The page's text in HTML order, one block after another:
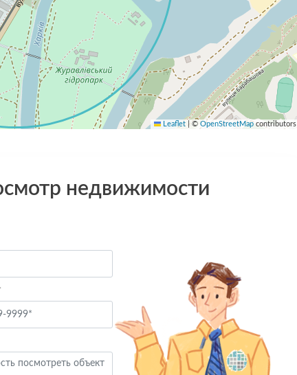
Leaflet |© OpenStreetMap contributors
недвижимости